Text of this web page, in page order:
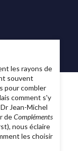
les rayons de
souvent
pour combler
comment s'y
Jean-Michel
deCompléments
nous éclaire
les choisir